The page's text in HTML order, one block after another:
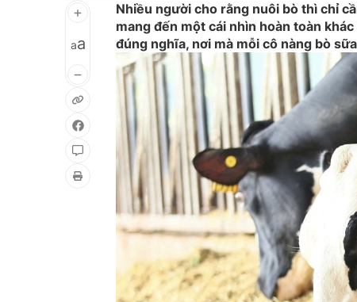
aa
Nhiều người cho rằng nuôi bò thì chỉ
mang đến một cái nhìn hoàn toàn
đúng nghĩa, nơi mà mỗi cô nàng bò